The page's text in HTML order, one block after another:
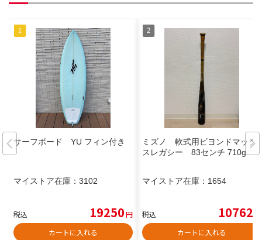
サーフボード YU フィン付き
マイストア在庫： 3102
税込 19250円
カートに入れる
ミズノ 軟式用ビヨンドマック
スレガシー 83センチ 710g
マイストア在庫： 1654
税込 10762
カートに入れる